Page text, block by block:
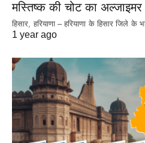
मस्तिष्क की चोट का
हिसार, हरियाणा – हरियाणा के हिसार जिले के
1 year ago